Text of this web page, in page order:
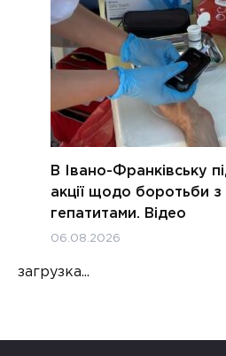
В Івано-Франківську
акції щодо боротьби з
гепатитами. Відео
06.08.2026
загрузка...